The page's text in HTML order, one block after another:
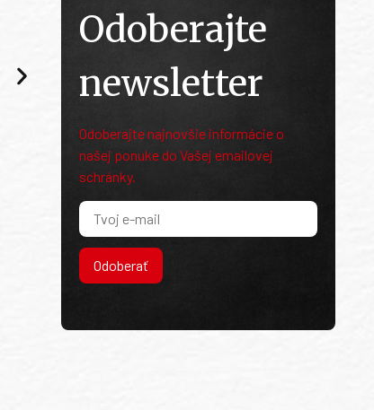
Odoberajte
newsletter
Odoberajte najnovšie informácie o
našej ponuke do Vašej emailovej
schránky.
Odoberať